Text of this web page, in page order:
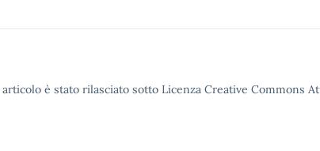
è stato rilasciato sotto Licenza Creative Commons